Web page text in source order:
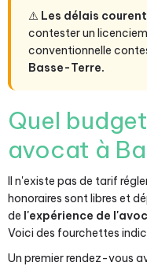
⚠️ Les délais
contester un
conventionnelle
Basse-Terre.
Quel
avocat à
Il n'existe pas de tarif
honoraires sont libres et
de l'expérience de
Voici des fourchettes
Un premier rendez-vous